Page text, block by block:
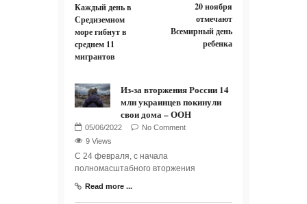
Каждый день в
Средиземном
море гибнут в
среднем 11
мигрантов
20 ноября
отмечают
Всемирный день
ребенка
Из-за вторжения России 14
млн украинцев покинули
свои дома – ООН
No Comment
9 Views
С 24 февраля, с начала
полномасштабного вторжения
Read more ...